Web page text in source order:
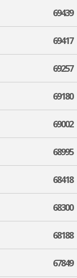
69439
69417
69257
69180
69002
68995
68418
68300
68188
67849